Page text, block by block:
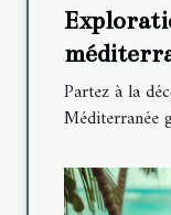
des
Partez à la
Méditerranée